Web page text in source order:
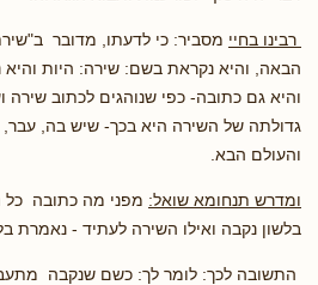
רבינו בחיי מסביר: כי לדעתו, מדובר
הבאה, והיא נקראת בשם: שירה: היות
והיא גם כתובה- כפי שנוהגים לכתוב שירה
גדולתה של השירה היא בכך- שיש בה, עבר,
והעולם הבא.
ומדרש תנחומא שואל: מפני מה כתובה
בלשון נקבה ואילו השירה לעתיד - נאמרת
התשובה לכך: לומר לך: כשם שנקבה